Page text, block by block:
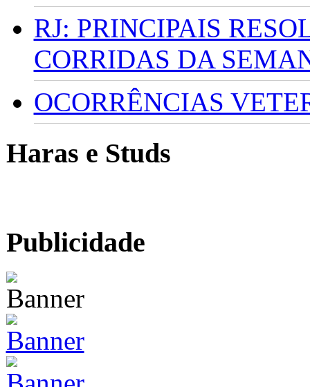
RJ: PRINCIPAIS
CORRIDAS DA
OCORRÊNCIAS
Haras e Studs
Publicidade